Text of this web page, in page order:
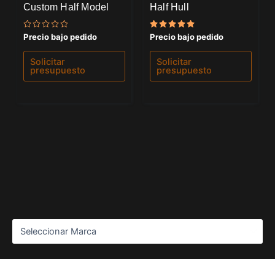
Custom Half Model
Valorado
con
0
de
Precio bajo pedido
Solicitar
presupuesto
Half Hull
Valorado
con
5.00
de 5
Precio bajo pedido
Solicitar
presupuesto